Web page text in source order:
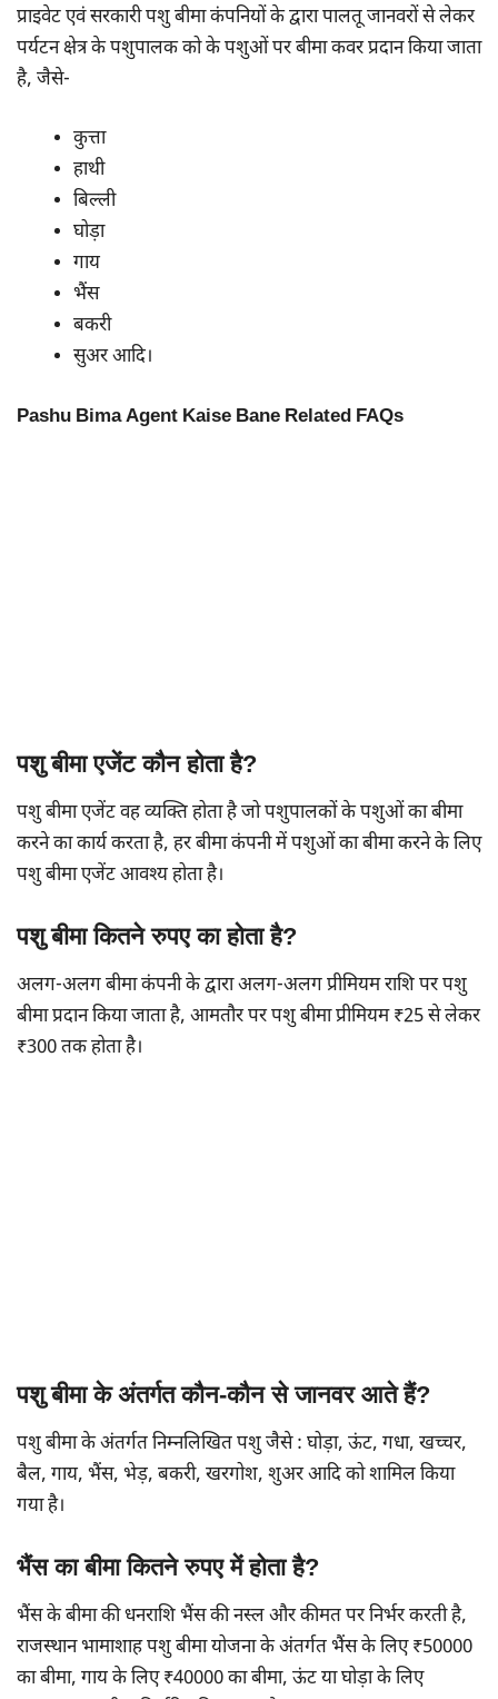
प्राइवेट एवं सरकारी पशु बीमा कंपनियों के द्वारा पालतू जानवरों से लेकर
पर्यटन क्षेत्र के पशुपालक को के पशुओं पर बीमा कवर प्रदान किया जाता
है, जैसे-
कुत्ता
हाथी
बिल्ली
घोड़ा
गाय
भैंस
बकरी
सुअर आदि।
Pashu Bima Agent Kaise Bane Related FAQs
पशु बीमा एजेंट कौन होता है?
पशु बीमा एजेंट वह व्यक्ति होता है जो पशुपालकों के पशुओं का बीमा
करने का कार्य करता है, हर बीमा कंपनी में पशुओं का बीमा करने के लिए
पशु बीमा एजेंट आवश्य होता है।
पशु बीमा कितने रुपए का होता है?
अलग-अलग बीमा कंपनी के द्वारा अलग-अलग प्रीमियम राशि पर पशु
बीमा प्रदान किया जाता है, आमतौर पर पशु बीमा प्रीमियम ₹25 से लेकर
₹300 तक होता है।
पशु बीमा के अंतर्गत कौन-कौन से जानवर आते हैं?
पशु बीमा के अंतर्गत निम्नलिखित पशु जैसे : घोड़ा, ऊंट, गधा, खच्चर,
बैल, गाय, भैंस, भेड़, बकरी, खरगोश, शुअर आदि को शामिल किया
गया है।
भैंस का बीमा कितने रुपए में होता है?
भैंस के बीमा की धनराशि भैंस की नस्ल और कीमत पर निर्भर करती है,
राजस्थान भामाशाह पशु बीमा योजना के अंतर्गत भैंस के लिए ₹50000
का बीमा, गाय के लिए ₹40000 का बीमा, ऊंट या घोड़ा के लिए